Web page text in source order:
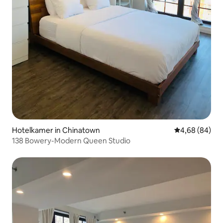
Hotelkamer in Chinatown Gemiddelde
4,68 (84)
138 Bowery-Modern Queen Studio